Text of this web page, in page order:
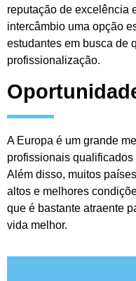
reputação de excelência
intercâmbio uma opção
estudantes em busca de
profissionalização.
A Europa é um grande
profissionais
Além disso, muitos
altos e melhores
que é bastante atraente
vida melhor.